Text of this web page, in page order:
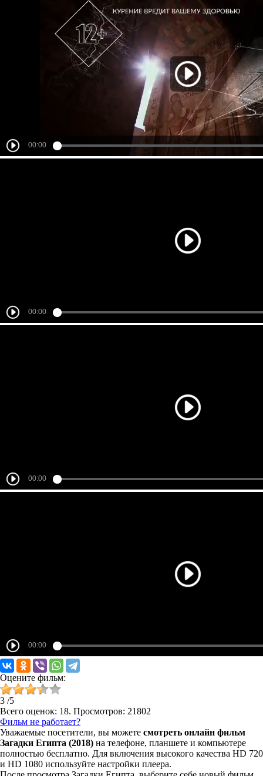
Оцените фильм:
3 /5
Всего оценок: 18. Просмотров: 21802
Фильм не работает?
Уважаемые посетители, вы можете смотреть онлайн фильм
Загадки Египта (2018) на телефоне, планшете и компьютере
полностью бесплатно. Для включения высокого качества HD 720
и HD 1080 используйте настройки плеера.